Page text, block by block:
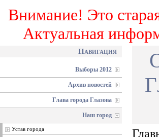
Внимание! Это
Актуальная
Навигация
Выборы 2012
Архив новостей
Глава города Глазова
Наш город
Устав города